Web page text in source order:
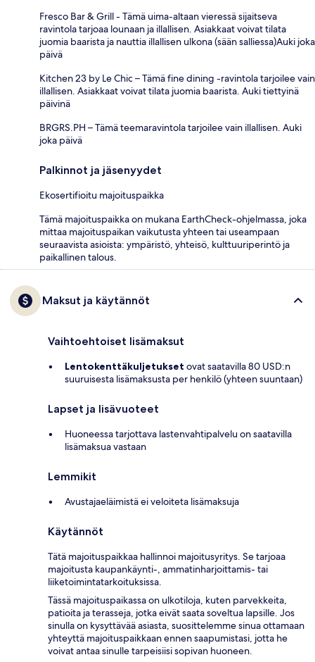
Fresco Bar & Grill - Tämä uima-altaan vieressä sijaitseva
ravintola tarjoaa lounaan ja illallisen. Asiakkaat voivat tilata
juomia baarista ja nauttia illallisen ulkona (sään salliessa)Auki joka
päivä
Kitchen 23 by Le Chic – Tämä fine dining -ravintola tarjoilee vain
illallisen. Asiakkaat voivat tilata juomia baarista. Auki tiettyinä
päivinä
BRGRS.PH – Tämä teemaravintola tarjoilee vain illallisen. Auki
joka päivä
Palkinnot ja jäsenyydet
Ekosertifioitu majoituspaikka
Tämä majoituspaikka on mukana EarthCheck-ohjelmassa, joka
mittaa majoituspaikan vaikutusta yhteen tai useampaan
seuraavista asioista: ympäristö, yhteisö, kulttuuriperintö ja
paikallinen talous.
Maksut ja käytännöt
Vaihtoehtoiset lisämaksut
Lentokenttäkuljetukset ovat saatavilla 80 USD:n
suuruisesta lisämaksusta per henkilö (yhteen suuntaan)
Lapset ja lisävuoteet
Huoneessa tarjottava lastenvahtipalvelu on saatavilla
lisämaksua vastaan
Lemmikit
Avustajaeläimistä ei veloiteta lisämaksuja
Käytännöt
Tätä majoituspaikkaa hallinnoi majoitusyritys. Se tarjoaa
majoitusta kaupankäynti-, ammatinharjoittamis- tai
liiketoimintatarkoituksissa.
Tässä majoituspaikassa on ulkotiloja, kuten parvekkeita,
patioita ja terasseja, jotka eivät saata soveltua lapsille. Jos
sinulla on kysyttävää asiasta, suosittelemme sinua ottamaan
yhteyttä majoituspaikkaan ennen saapumistasi, jotta he
voivat antaa sinulle tarpeisiisi sopivan huoneen.